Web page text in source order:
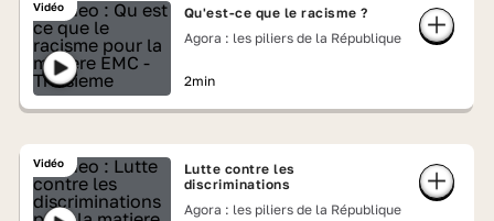
Vidéo
Qu'est-ce que le racisme ?
Agora : les piliers de la République
2min
Vidéo
Lutte contre les
discriminations
Agora : les piliers de la République